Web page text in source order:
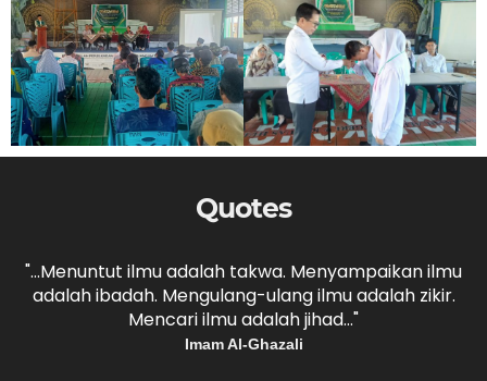
Quotes
"...Menuntut ilmu adalah takwa. Menyampaikan ilmu
adalah ibadah. Mengulang-ulang ilmu adalah zikir.
Mencari ilmu adalah jihad..."
Imam Al-Ghazali